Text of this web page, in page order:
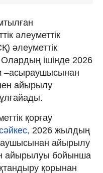
әлеуметтік
әлеуметтік
ішінде 2026
–асыраушысынан
айырылу
қорғау
2026 жылдың
айырылу
айырылуы бойынша
қорынан